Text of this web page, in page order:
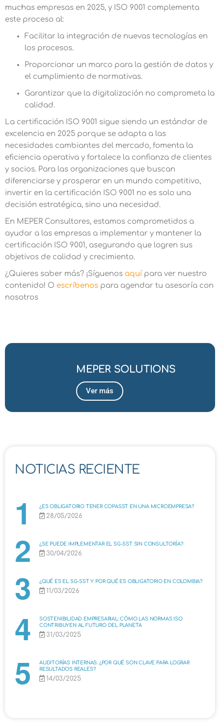
muchas empresas en 2025, y ISO 9001 complementa
este proceso al:
Facilitar la integración de nuevas tecnologías en
los procesos.
Proporcionar un marco para la gestión de datos y
el cumplimiento de normativas.
Garantizar que la digitalización no comprometa la
calidad.
La certificación ISO 9001 sigue siendo un estándar de
excelencia en 2025 porque se adapta a las
necesidades cambiantes del mercado, fomenta la
eficiencia operativa y fortalece la confianza de clientes
y socios. Para las organizaciones que buscan
diferenciarse y prosperar en un mundo competitivo,
invertir en la certificación ISO 9001 no es solo una
decisión estratégica, sino una necesidad.
En MEPER Consultores, estamos comprometidos a
ayudar a las empresas a implementar y mantener la
certificación ISO 9001, asegurando que logren sus
objetivos de calidad y crecimiento.
¿Quieres saber más? ¡Síguenos aquí para ver nuestro
contenido! O escríbenos para agendar tu asesoría con
nosotros
MEPER SOLUTIONS
Ver más
NOTICIAS RECIENTE
¿ES OBLIGATORIO TENER COPASST EN UNA MICROEMPRESA?
28/05/2026
¿SE PUEDE IMPLEMENTAR EL SG-SST SIN CONSULTORÍA?
30/04/2026
¿QUÉ ES EL SG-SST Y POR QUÉ ES OBLIGATORIO EN COLOMBIA?
11/03/2026
SOSTENIBILIDAD EMPRESARIAL: CÓMO LAS NORMAS ISO
CONTRIBUYEN AL FUTURO DEL PLANETA
31/03/2025
AUDITORÍAS INTERNAS: ¿POR QUÉ SON CLAVE PARA LOGRAR
RESULTADOS REALES?
14/03/2025